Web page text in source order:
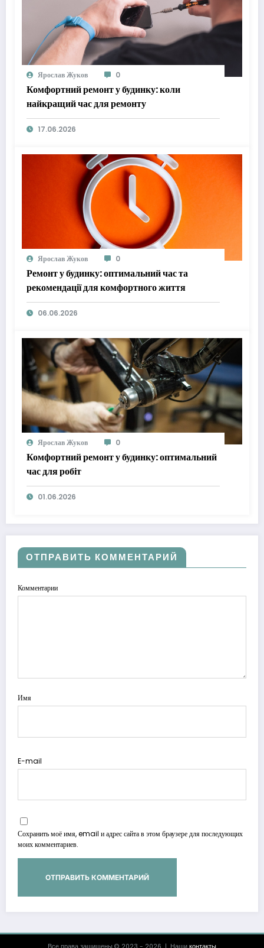
Ярослав Жуков 0
Комфортний ремонт у будинку: коли
найкращий час для ремонту
17.06.2026
Ярослав Жуков 0
Ремонт у будинку: оптимальний час та
рекомендації для комфортного життя
06.06.2026
Ярослав Жуков 0
Комфортний ремонт у будинку: оптимальний
час для робіт
01.06.2026
ОТПРАВИТЬ КОММЕНТАРИЙ
Комментарии
Имя
E-mail
Сохранить моё имя, email и адрес сайта в этом браузере для последующих
моих комментариев.